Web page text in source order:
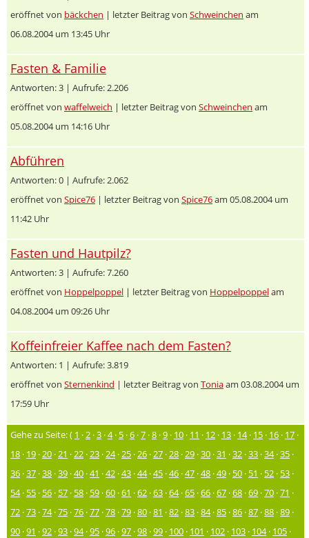
eröffnet von bäckchen | letzter Beitrag von Schweinchen am
06.08.2004 um 13:45 Uhr
Fasten & Familie
Antworten: 3 | Aufrufe: 2.206
eröffnet von waffelweich | letzter Beitrag von Schweinchen am
05.08.2004 um 14:16 Uhr
Abführen
Antworten: 0 | Aufrufe: 2.062
eröffnet von Spice76 | letzter Beitrag von Spice76am 05.08.2004 um
11:42 Uhr
Fasten und Hautpilz?
Antworten: 3 | Aufrufe: 7.260
eröffnet von Hoppelpoppel | letzter Beitrag von Hoppelpoppelam
04.08.2004 um 09:26 Uhr
Koffeinfreier Kaffee nach dem Fasten?
Antworten: 1 | Aufrufe: 3.819
eröffnet von Sternenkind | letzter Beitrag von Toniaam 03.08.2004 um
17:59 Uhr
Gehe zu Seite: ( 1 ·2 ·3 ·4· 5 ·6 ·7 ·8 ·9 · 10 · 11 · 12 · 13 · 14· 15 · 16 · 17 ·
18 · 19 ·20 ·21 ·22 ·23 ·24·25 ·26 ·27 ·28 ·29 ·30 ·31 ·32 ·33 ·34·35 ·
36 ·37 ·38 ·39 ·40 ·41 ·42 ·43 ·44·45 ·46 ·47 ·48 ·49 · 50 · 51 · 52 · 53 ·
54· 55 · 56 · 57 · 58 · 59 ·60 ·61 ·62 ·63 ·64·65 ·66 ·67 ·68 ·69 ·70 ·71 ·
72 ·73 ·74·75 ·76 ·77 ·78 ·79 ·80 ·81 ·82 ·83 ·84·85 ·86 ·87 ·88 ·89 ·
90 ·91 ·92 ·93 ·94·95 ·96 ·97 ·98 ·99 · 100 · 101 · 102 · 103 · 104· 105 ·